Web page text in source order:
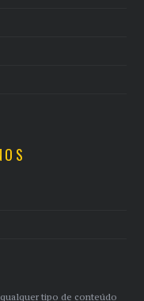
tipo de conteúdo